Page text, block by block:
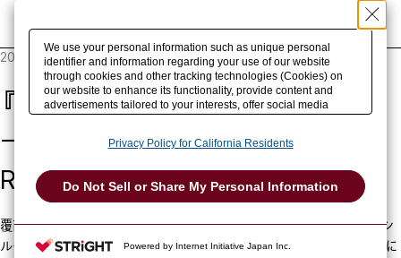
We use your personal information such as unique personal
identifier and information regarding your use of our website
through cookies and other tracking technologies (Cookies) on
our website to enhance its functionality, provide content and
advertisements tailored to your interests, offer social media
We may sell or share your personal information to/with our
These partners may combine the data shared by us with other
data that you have provided to them or that they have collected
from your use of their services or other websites to analyze and
share of your personal information by us. Please click
Privacy Policy for California Residents
Do Not Sell or Share My Personal Information
Powered by Internet Initiative Japan Inc.
2024.05.22
『松井美藝堂100周年記念ポスタ
ー』
Rockin'Jelly Bean
覆面画家として活躍されているRockin’Jelly Beanさんに、大正12年からシ
ルクスクリーン印刷を手掛ける松井美藝堂の100周年を記念したポスターに